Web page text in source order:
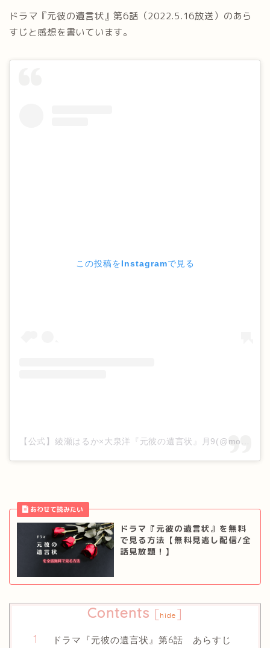
ドラマ『元彼の遺言状』第6話（2022.5.16放送）のあら
すじと感想を書いています。
この投稿をInstagramで見る
ドラマ『元彼の遺言状』を無料
で見る方法【無料見逃し配信/全
話見放題！】
Contents [hide ]
ドラマ『元彼の遺言状』第6話 あらすじ